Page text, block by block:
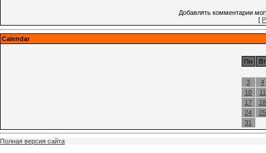
Добавлять комментарии
[
Calendar
Пн Вт
3
4
10
11
17
18
24
25
31
Полная версия сайта